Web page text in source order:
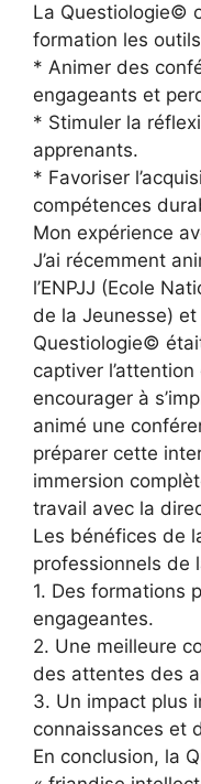
La Questiologie©
formation les
* Animer des
engageants et
* Stimuler la
apprenants.
* Favoriser
compétences
Mon expérience
J’ai récemment
l’ENPJJ (Ecole
de la Jeunesse) et
Questiologie©
captiver
encourager à
animé une
préparer cette
immersion
travail avec la
Les bénéfices de
professionnels de
1. Des formations
engageantes.
2. Une meilleure
des attentes des
3. Un impact plus
connaissances et
En conclusion, la